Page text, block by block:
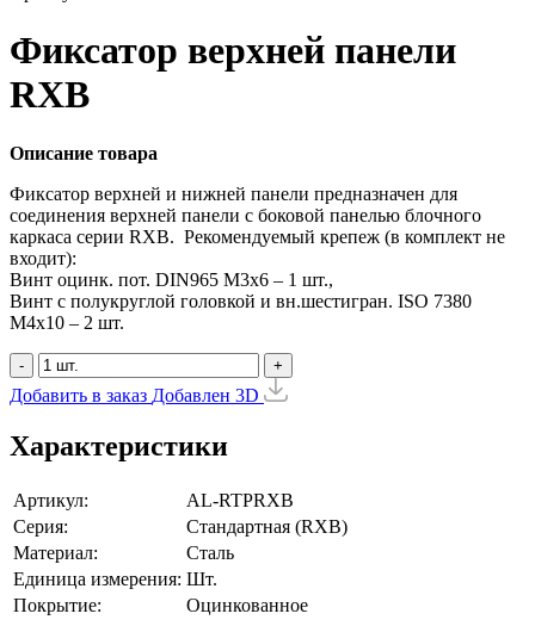
Фиксатор верхней панели
RXB
Описание товара
Фиксатор верхней и нижней панели предназначен для
соединения верхней панели с боковой панелью блочного
каркаса серии RXB. Рекомендуемый крепеж (в комплект не
входит):
Винт оцинк. пот. DIN965 М3х6 – 1 шт.,
Винт с полукруглой головкой и вн.шестигран. ISO 7380
М4х10 – 2 шт.
- +
Добавить в заказ Добавлен 3D
Характеристики
Артикул:
AL-RTPRXB
Серия:
Стандартная (RXB)
Материал:
Cталь
Единица измерения: Шт.
Покрытие:
Оцинкованное